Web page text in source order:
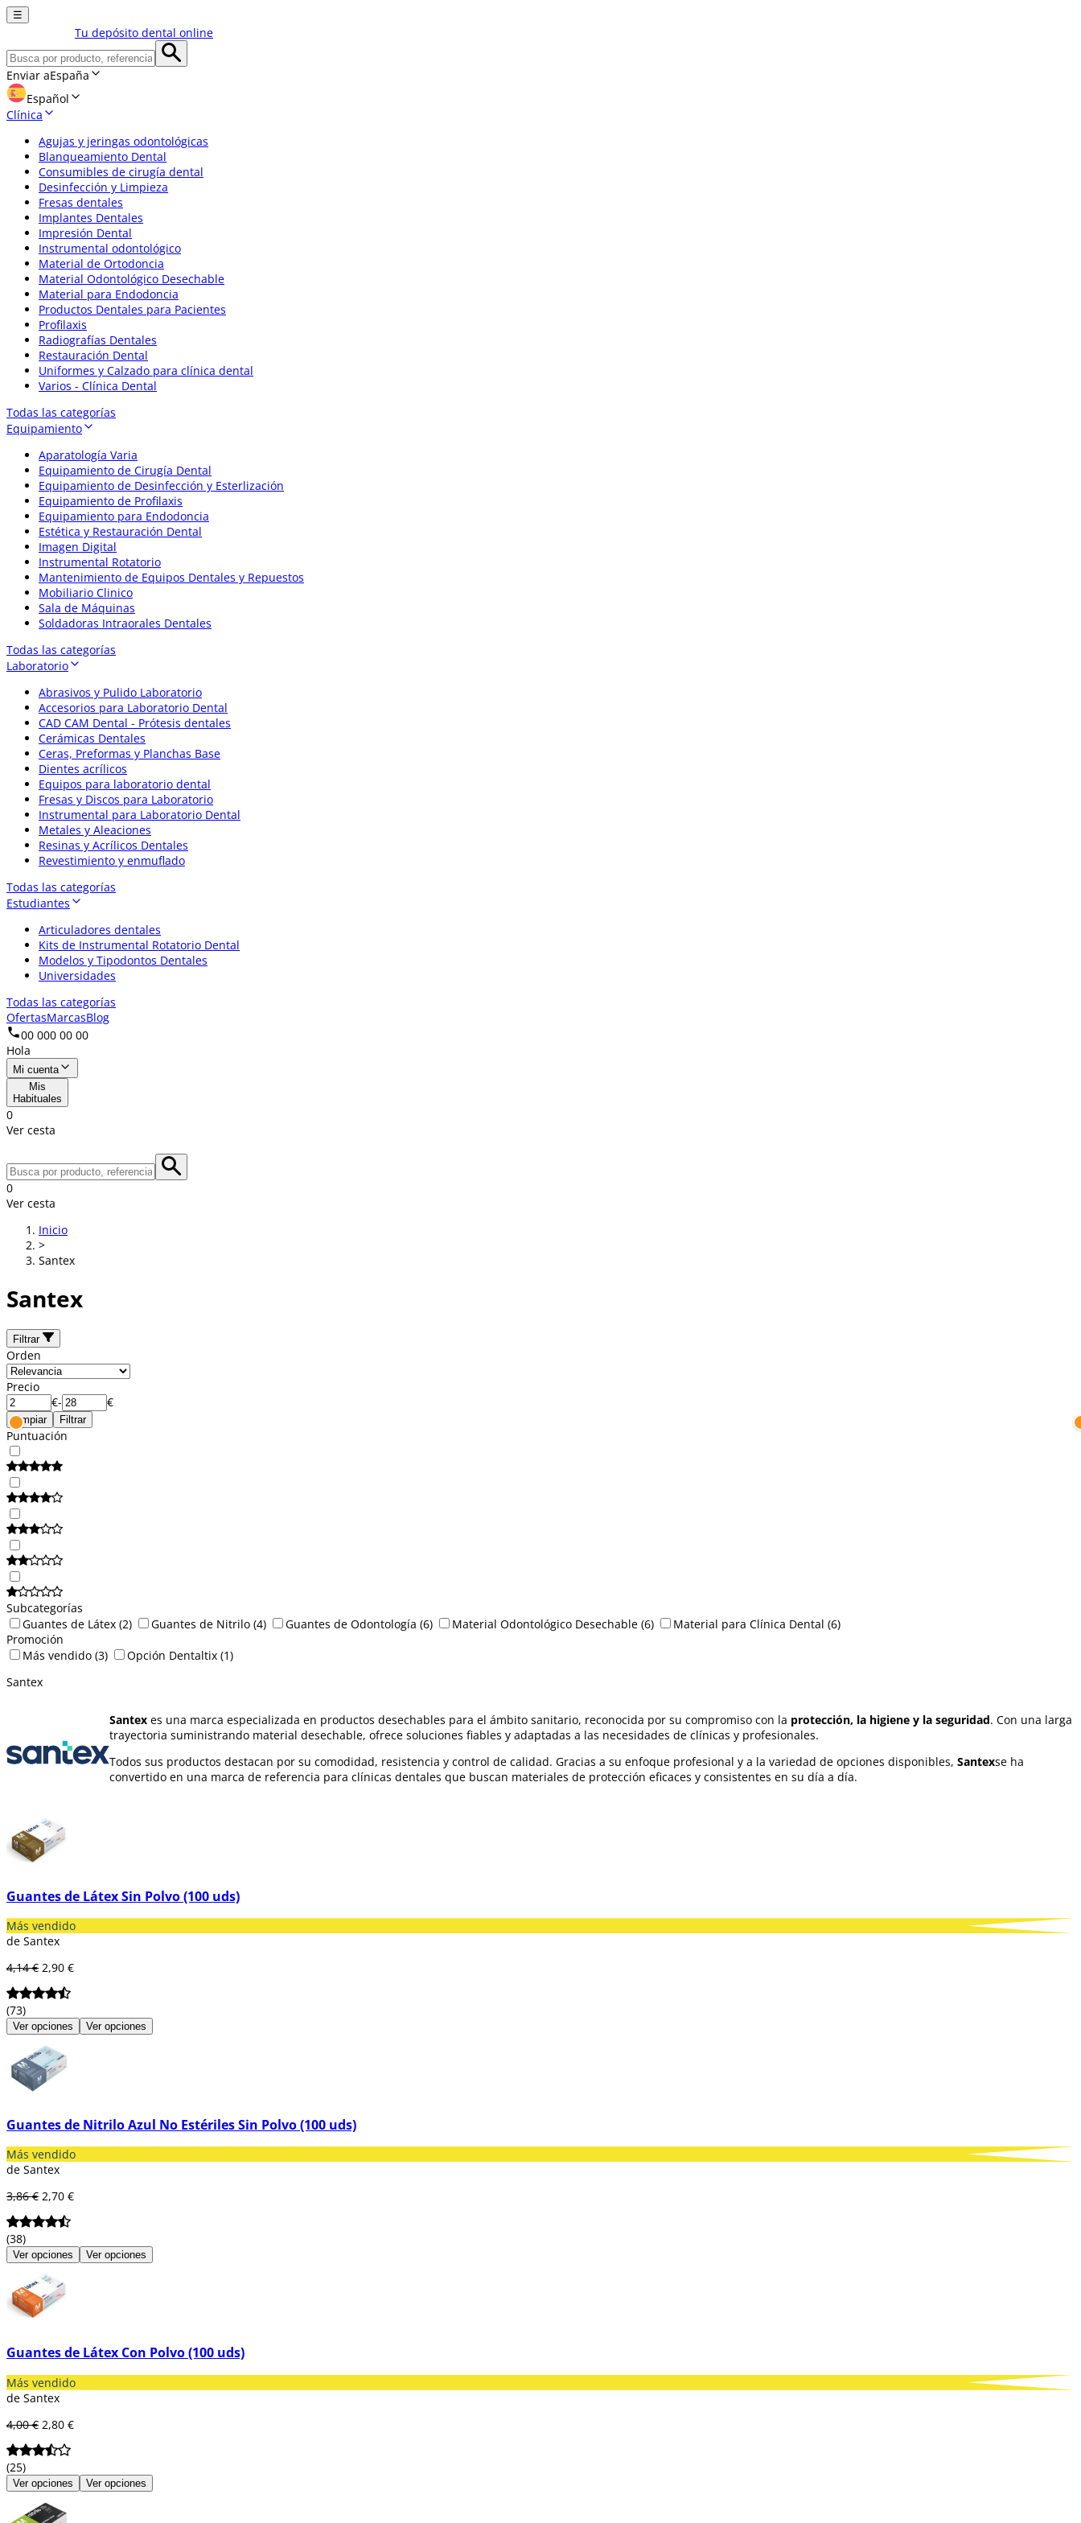
☰
Tu depósito dental online
Enviar aEspaña
Español
Clínica
Agujas y jeringas odontológicas
Blanqueamiento Dental
Consumibles de cirugía dental
Desinfección y Limpieza
Fresas dentales
Implantes Dentales
Impresión Dental
Instrumental odontológico
Material de Ortodoncia
Material Odontológico Desechable
Material para Endodoncia
Productos Dentales para Pacientes
Profilaxis
Radiografías Dentales
Restauración Dental
Uniformes y Calzado para clínica dental
Varios - Clínica Dental
Todas las categorías
Equipamiento
Aparatología Varia
Equipamiento de Cirugía Dental
Equipamiento de Desinfección y Esterlización
Equipamiento de Profilaxis
Equipamiento para Endodoncia
Estética y Restauración Dental
Imagen Digital
Instrumental Rotatorio
Mantenimiento de Equipos Dentales y Repuestos
Mobiliario Clinico
Sala de Máquinas
Soldadoras Intraorales Dentales
Todas las categorías
Laboratorio
Abrasivos y Pulido Laboratorio
Accesorios para Laboratorio Dental
CAD CAM Dental - Prótesis dentales
Cerámicas Dentales
Ceras, Preformas y Planchas Base
Dientes acrílicos
Equipos para laboratorio dental
Fresas y Discos para Laboratorio
Instrumental para Laboratorio Dental
Metales y Aleaciones
Resinas y Acrílicos Dentales
Revestimiento y enmuflado
Todas las categorías
Estudiantes
Articuladores dentales
Kits de Instrumental Rotatorio Dental
Modelos y Tipodontos Dentales
Universidades
Todas las categorías
OfertasMarcasBlog
00 000 00 00
Hola
Mi cuenta
Mis
Habituales
0
Ver cesta
0
Ver cesta
Inicio
>
Santex
Santex
Filtrar
Orden
Precio
€- €
Limpiar Filtrar
Puntuación
Subcategorías
Guantes de Látex (2) Guantes de Nitrilo (4) Guantes de Odontología (6) Material Odontológico Desechable (6) Material para Clínica Dental (6)
Promoción
Más vendido (3) Opción Dentaltix (1)
Santex
Santex es una marca especializada en productos desechables para el ámbito sanitario, reconocida por su compromiso con la protección, la higiene y la seguridad. Con una larga
trayectoria suministrando material desechable, ofrece soluciones fiables y adaptadas a las necesidades de clínicas y profesionales.
Todos sus productos destacan por su comodidad, resistencia y control de calidad. Gracias a su enfoque profesional y a la variedad de opciones disponibles, Santexse ha
convertido en una marca de referencia para clínicas dentales que buscan materiales de protección eficaces y consistentes en su día a día.
Guantes de Látex Sin Polvo (100 uds)
Más vendido
de Santex
4,14 € 2,90 €
(73)
Ver opciones Ver opciones
Guantes de Nitrilo Azul No Estériles Sin Polvo (100 uds)
Más vendido
de Santex
3,86 € 2,70 €
(38)
Ver opciones Ver opciones
Guantes de Látex Con Polvo (100 uds)
Más vendido
de Santex
4,00 € 2,80 €
(25)
Ver opciones Ver opciones